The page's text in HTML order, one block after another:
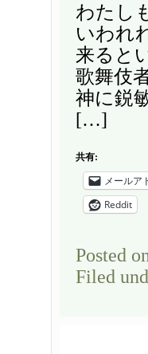
わたし
いわれ
来ると
歌舞伎
神に鋭
[…]
共有:
メールア
Reddit
Posted
Filed